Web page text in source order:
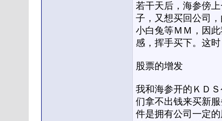
若干天后，海参傍
子，又想买回公司
小白兔等ＭＭ，因
感，挥手买下。这
股票的增发
我和海参开的ＫＤ
们拿不出钱来买新
件是拥有公司一定